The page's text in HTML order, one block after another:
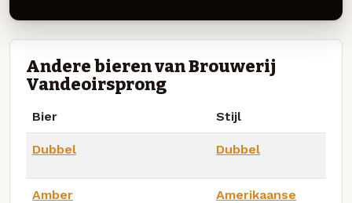
Andere bieren van Brouwerij
Vandeoirsprong
Bier Stijl
Dubbel Dubbel
Amber
Amerikaanse